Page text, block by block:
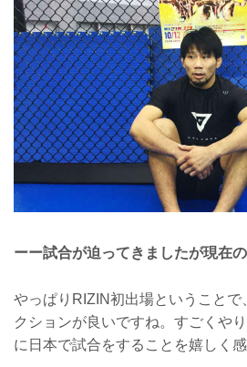
ーー試合が迫ってきましたが現在
やっぱりRIZIN初出場ということで
クションが良いですね。すごくや
に日本で試合をすることを嬉しく感